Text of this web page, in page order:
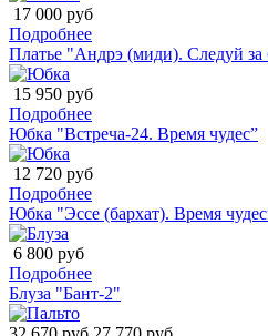
17 000 руб
Подробнее
Платье "Андрэ (миди). Следуй
15 950 руб
Подробнее
Юбка "Встреча-24. Время чудес”
12 720 руб
Подробнее
Юбка "Эссе (бархат). Время
6 800 руб
Подробнее
Блуза "Бант-2"